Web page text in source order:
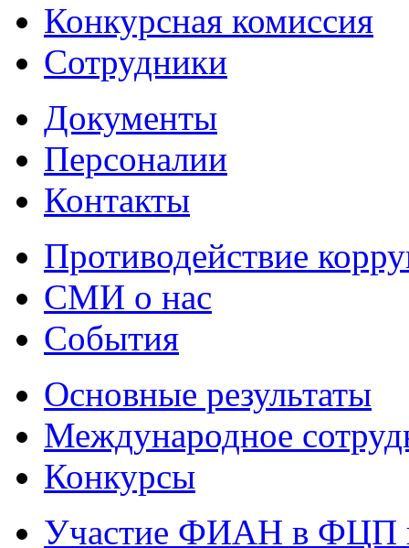
Конкурсная комиссия
Сотрудники
Документы
Персоналии
Контакты
Противодействие
СМИ о нас
События
Основные результаты
Международное
Конкурсы
Участие ФИАН в ФЦП